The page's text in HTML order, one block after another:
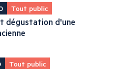
Tout public
dégustation d'une
Tout public